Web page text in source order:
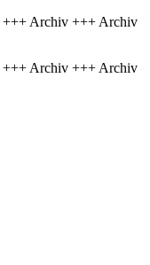
Archiv +++ Archiv
Archiv +++ Archiv